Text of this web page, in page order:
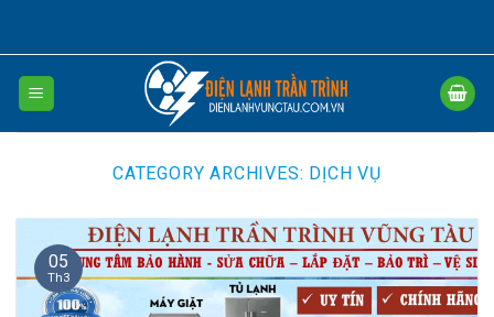
CATEGORY ARCHIVES: DỊCH VỤ
05
Th3